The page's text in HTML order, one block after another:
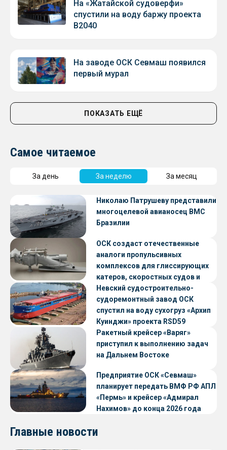
На «Жатайской судоверфи»
спустили на воду баржу проекта
В2040
На заводе ОСК Севмаш появился
первый мурал
ПОКАЗАТЬ ЕЩЁ
Самое читаемое
За день За неделю За месяц
Николаю Патрушеву представили
многоцелевой авианосец ВМС
Бразилии
ОСК создаст отечественные
аналоги пропульсивных
комплексов для глиссирующих
катеров, скоростных судов и
судов с малой осадкой
Невский судостроительно-
судоремонтный завод ОСК
спустил на воду сухогруз «Архип
Куинджи» проекта RSD59
Ракетный крейсер «Варяг»
приступил к выполнению задач
на Дальнем Востоке
Предприятие ОСК «Севмаш»
планирует передать ВМФ РФ АПЛ
«Пермь» и крейсер «Адмирал
Нахимов» до конца 2026 года
Главные новости